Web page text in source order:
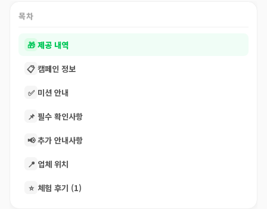
목차
🎁 제공 내역
📋 캠페인 정보
✅ 미션 안내
📌 필수 확인사항
📢 추가 안내사항
📍 업체 위치
⭐ 체험 후기 (1)